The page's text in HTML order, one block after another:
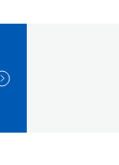
NEXT SLIDE